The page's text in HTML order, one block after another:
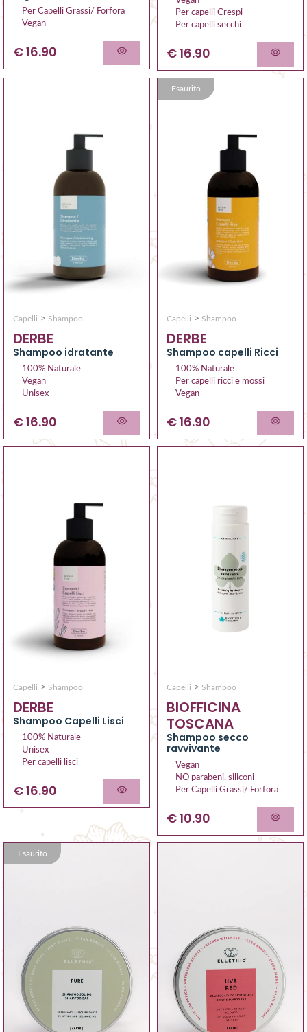
Per Capelli Grassi/ Forfora
Vegan
€ 16.90
Per capelli Crespi
Per capelli secchi
€ 16.90
Capelli > Shampoo
DERBE
Shampoo idratante
100% Naturale
Vegan
Unisex
€ 16.90
Esaurito
Capelli > Shampoo
DERBE
Shampoo capelli Ricci
100% Naturale
Per capelli ricci e mossi
Vegan
€ 16.90
Capelli > Shampoo
DERBE
Shampoo Capelli Lisci
100% Naturale
Unisex
Per capelli lisci
€ 16.90
Capelli > Shampoo
BIOFFICINA
TOSCANA
Shampoo secco
ravvivante
Vegan
NO parabeni, siliconi
Per Capelli Grassi/ Forfora
€ 10.90
Esaurito